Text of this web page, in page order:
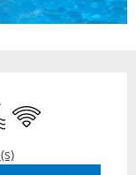
WiFi